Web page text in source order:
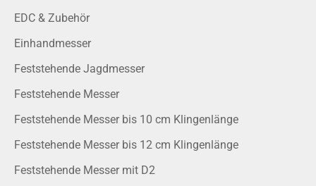
EDC & Zubehör
Einhandmesser
Feststehende Jagdmesser
Feststehende Messer
Feststehende Messer bis 10 cm Klingenlänge
Feststehende Messer bis 12 cm Klingenlänge
Feststehende Messer mit D2